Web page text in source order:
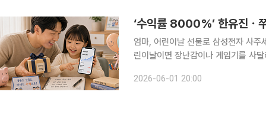
‘수익률 8000%’ 한유진ㆍ
엄마, 어린이날 선물로 삼성전자 사주세요. 몇 년 전까지만 해도 상상하기 어려운 말이
린이날이면 장난감이나 게임기를 사
세뱃돈으로 주식을 삽니다. 유튜브로
2026-06-01 20:00